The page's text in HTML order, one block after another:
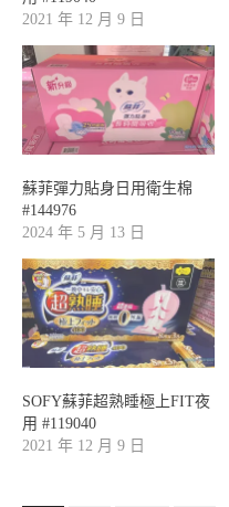
2021 年 12 月 9 日
蘇菲彈力貼身日用衛生棉
#144976
2024 年 5 月 13 日
SOFY蘇菲超熟睡極上FIT夜
用 #119040
2021 年 12 月 9 日